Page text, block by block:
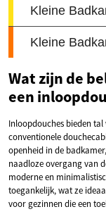
Wat zijn de
een
Inloopdouches bieden
conventionele
openheid in de
naadloze overgang van
moderne en
toegankelijk, wat ze
voor gezinnen die een